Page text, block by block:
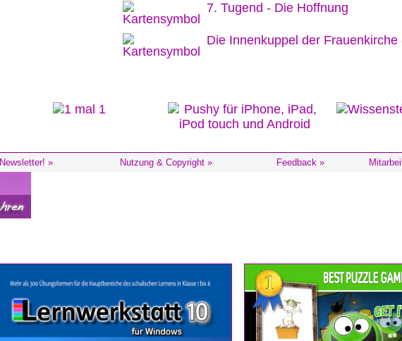
7. Tugend - Die Hoffnung
Die Innenkuppel der Frauenkirche
Newsletter! » Nutzung & Copyright » Feedback »